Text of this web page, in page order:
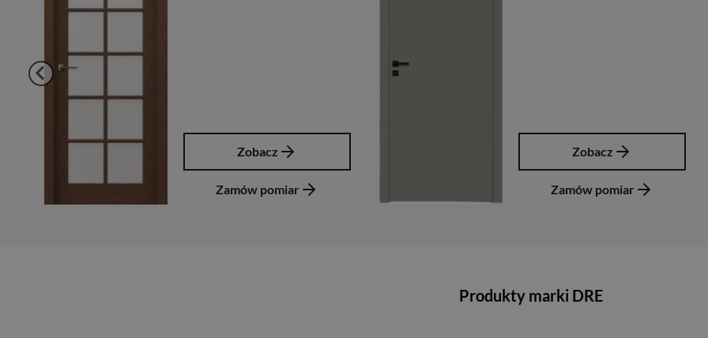
Zobacz
Zamów pomiar
Zobacz
Zamów pomiar
Produkty marki DRE